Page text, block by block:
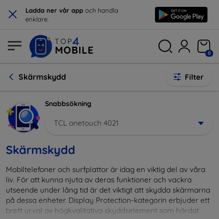
× Ladda ner vår app och handla
enklare.
0
Skärmskydd Filter
Snabbsökning
TCL onetouch 4021
Skärmskydd
Mobiltelefoner och surfplattor är idag en viktig del av våra
liv. För att kunna njuta av deras funktioner och vackra
utseende under lång tid är det viktigt att skydda skärmarna
på dessa enheter. Display Protection-kategorin erbjuder ett
brett urval av högkvalitativa skyddselement som härdat